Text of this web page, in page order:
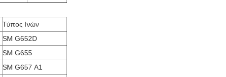
Τύπος Ινών
SM G652D
SM G655
SM G657 Α1